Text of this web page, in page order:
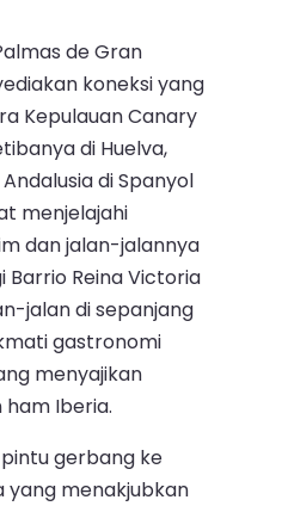
de Gran
koneksi yang
Kepulauan Canary
di Huelva,
di Spanyol
menjelajahi
dan jalan-jalannya
Barrio Reina Victoria
jalan di sepanjang
gastronomi
menyajikan
Iberia.
gerbang ke
yang menakjubkan